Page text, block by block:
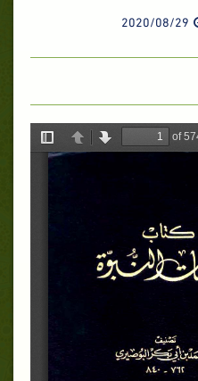
2020/08/29